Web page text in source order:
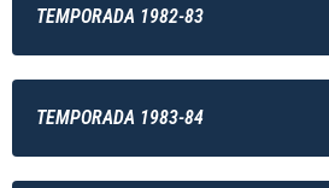
TEMPORADA 1982-83
TEMPORADA 1983-84